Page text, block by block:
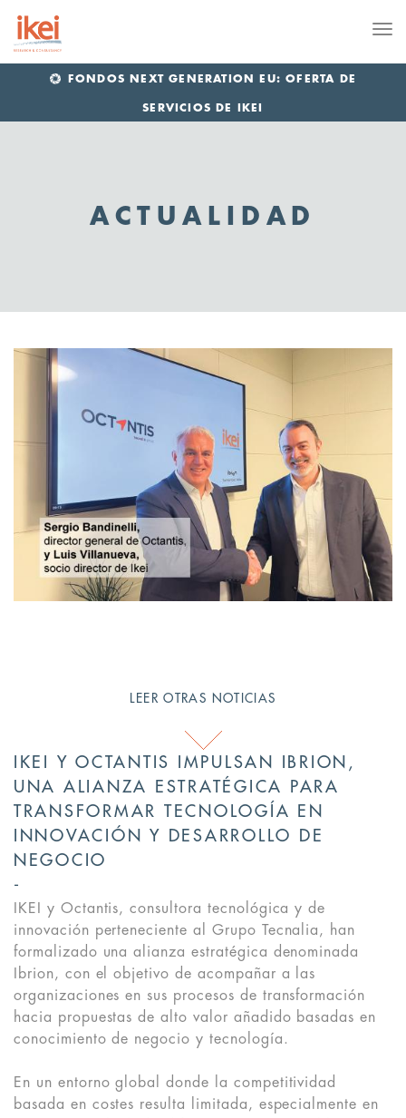
FONDOS NEXT GENERATION EU: OFERTA DE
SERVICIOS DE IKEI
ACTUALIDAD
LEER OTRAS NOTICIAS
IKEI Y OCTANTIS IMPULSAN IBRION,
UNA ALIANZA ESTRATÉGICA PARA
TRANSFORMAR TECNOLOGÍA EN
INNOVACIÓN Y DESARROLLO DE
NEGOCIO
IKEI y Octantis, consultora tecnológica y de
innovación perteneciente al Grupo Tecnalia, han
formalizado una alianza estratégica denominada
Ibrion, con el objetivo de acompañar a las
organizaciones en sus procesos de transformación
hacia propuestas de alto valor añadido basadas en
conocimiento de negocio y tecnología.
En un entorno global donde la competitividad
basada en costes resulta limitada, especialmente en